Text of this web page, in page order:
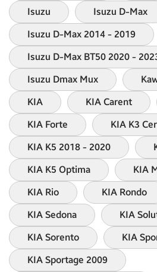
Isuzu
Isuzu D-Max
Isuzu D-Max 2014 - 2019
Isuzu D-Max BT50 2020 -
Isuzu Dmax Mux
KIA
KIA Carent
KIA Forte
KIA K3
KIA K5 2018 - 2020
KIA K5 Optima
KIA
KIA Rio
KIA Rondo
KIA Sedona
KIA
KIA Sorento
KIA
KIA Sportage 2009